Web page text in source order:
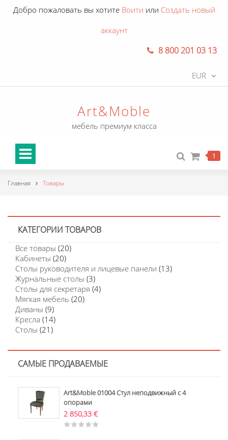
Добро пожаловать вы хотите Воити или Создать новый
аккаунт
8 800 201 03 13
EUR
Art&Moble
мебель премиум класса
1
Главная Товары
КАТЕГОРИИ ТОВАРОВ
Все товары (20)
Кабинеты (20)
Столы руководителя и лицевые панели (13)
Журнальные столы (3)
Столы для секретаря (4)
Мягкая мебель (20)
Диваны (9)
Кресла (14)
Столы (21)
САМЫЕ ПРОДАВАЕМЫЕ
Art&Moble 01004 Стул неподвижный с 4
опорами
2 850,33 €